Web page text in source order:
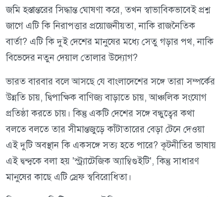
জমি হস্তান্তরের সিদ্ধান্ত ঘোষণা করে, তখন স্বাভাবিকভাবেই প্রশ্ন
জাগে এটি কি নিরাপত্তার প্রয়োজনীয়তা, নাকি রাজনৈতিক
বার্তা? এটি কি দুই দেশের মানুষের মধ্যে সেতু গড়ার পথ, নাকি
বিভেদের নতুন দেয়াল তোলার উদ্যোগ?
ভারত বারবার বলে আসছে যে বাংলাদেশের সঙ্গে তারা সম্পর্কের
উন্নতি চায়, দ্বিপাক্ষিক বাণিজ্য বাড়াতে চায়, আঞ্চলিক সংযোগ
প্রতিষ্ঠা করতে চায়। কিন্তু একটি দেশের সঙ্গে বন্ধুত্বের কথা
বলতে বলতে তার সীমান্তজুড়ে কাঁটাতারের বেড়া টেনে দেওয়া
এই দুটি অবস্থান কি একসঙ্গে সত্য হতে পারে? কূটনীতির ভাষায়
এই দ্বন্দ্বকে বলা হয় 'স্ট্র্যাটেজিক অ্যাম্বিগুইটি', কিন্তু সাধারণ
মানুষের কাছে এটি স্রেফ স্ববিরোধিতা।